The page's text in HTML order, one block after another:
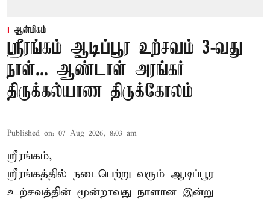
ஆன்மிகம்
ஸ்ரீரங்கம் ஆடிப்பூர உற்சவம் 3-வது
நாள்... ஆண்டாள் அரங்கர்
திருக்கல்யாண திருக்கோலம்
Published on: 07 Aug 2026, 8:03 am
ஸ்ரீரங்கம்,
ஸ்ரீரங்கத்தில் நடைபெற்று வரும் ஆடிப்பூர
உற்சவத்தின் மூன்றாவது நாளான இன்று